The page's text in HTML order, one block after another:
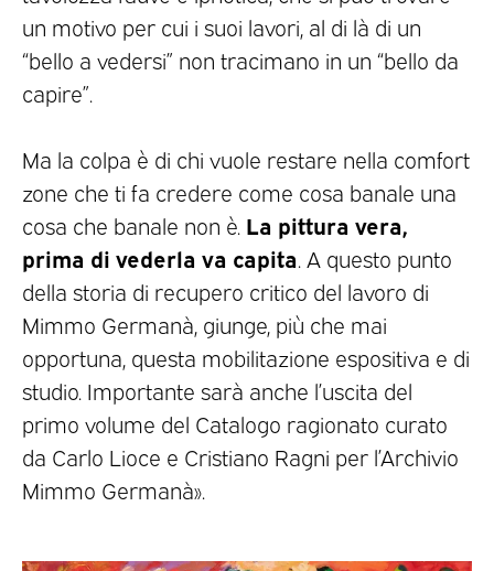
un motivo per cui i suoi lavori, al di là di un
“bello a vedersi” non tracimano in un “bello da
capire”.
Ma la colpa è di chi vuole restare nella comfort
zone che ti fa credere come cosa banale una
cosa che banale non è. La pittura vera,
prima di vederla va capita . A questo punto
della storia di recupero critico del lavoro di
Mimmo Germanà, giunge, più che mai
opportuna, questa mobilitazione espositiva e di
studio. Importante sarà anche l’uscita del
primo volume del Catalogo ragionato curato
da Carlo Lioce e Cristiano Ragni per l’Archivio
Mimmo Germanà».